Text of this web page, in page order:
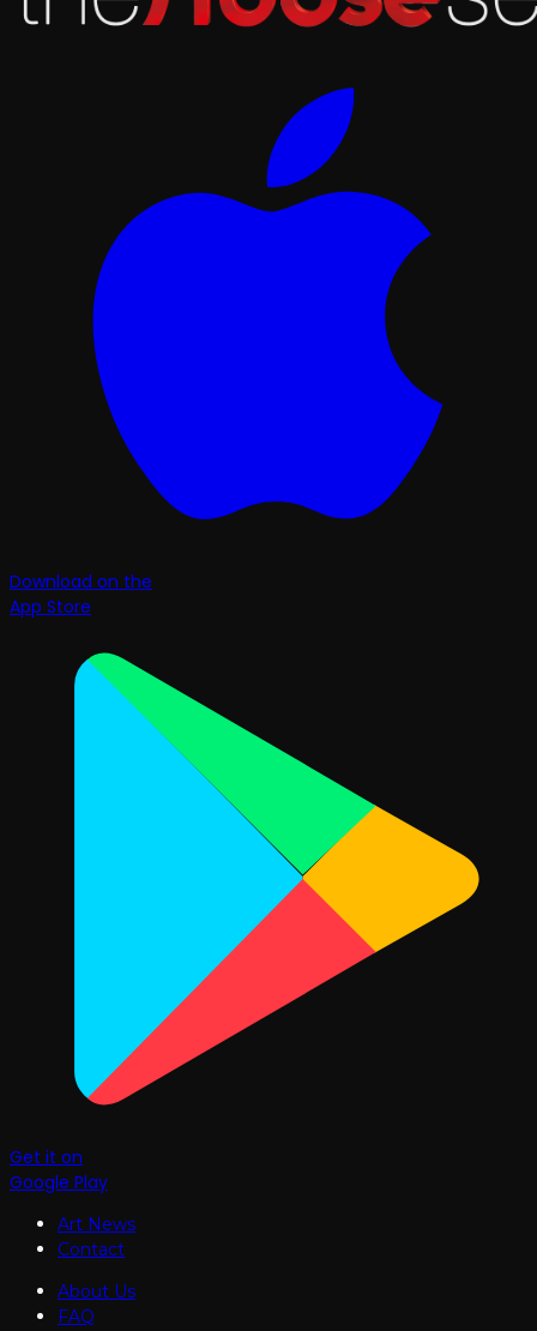
Download on the
App Store
Get it on
Google Play
Art News
Contact
About Us
FAQ